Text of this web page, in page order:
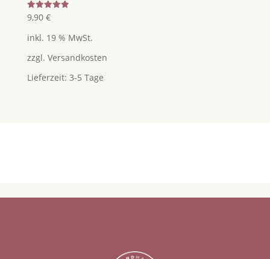
Bewertet
mit
von 5
9,90 €
inkl. 19 % MwSt.
zzgl. Versandkosten
Lieferzeit: 3-5 Tage